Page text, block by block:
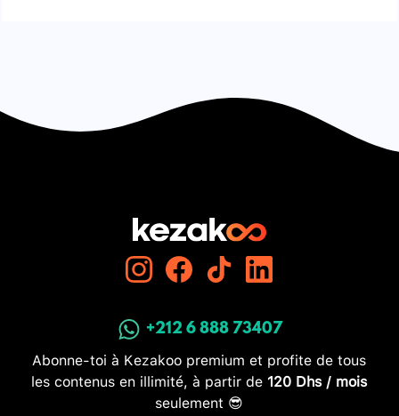
+212 6 888 73407
Abonne-toi à Kezakoo premium et profite de tous
les contenus en illimité, à partir de 120 Dhs / mois
seulement 😎